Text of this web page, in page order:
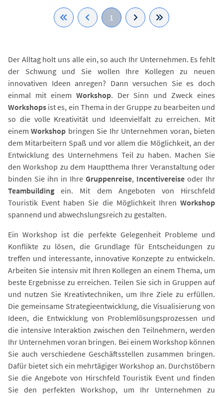
1
Der Alltag holt uns alle ein, so auch Ihr Unternehmen. Es fehlt
der Schwung und Sie wollen Ihre Kollegen zu neuen
innovativen Ideen anregen? Dann versuchen Sie es doch
einmal mit einem Workshop. Der Sinn und Zweck eines
Workshops ist es, ein Thema in der Gruppe zu bearbeiten und
so die volle Kreativität und Ideenvielfalt zu erreichen. Mit
einemWorkshop bringen Sie Ihr Unternehmen voran, bieten
dem Mitarbeitern Spaß und vor allem die Möglichkeit, an der
Entwicklung des Unternehmens Teil zu haben. Machen Sie
den Workshop zu dem Hauptthema Ihrer Veranstaltung oder
binden Sie ihn in Ihre Gruppenreise, Incentivereise oder Ihr
Teambuilding ein. Mit dem Angeboten von Hirschfeld
Touristik Event haben Sie die Möglichkeit Ihren Workshop
spannend und abwechslungsreich zu gestalten.
Ein Workshop ist die perfekte Gelegenheit Probleme und
Konflikte zu lösen, die Grundlage für Entscheidungen zu
treffen und interessante, innovative Konzepte zu entwickeln.
Arbeiten Sie intensiv mit Ihren Kollegen an einem Thema, um
beste Ergebnisse zu erreichen. Teilen Sie sich in Gruppen auf
und nutzen Sie Kreativtechniken, um Ihre Ziele zu erfüllen.
Die gemeinsame Strategieentwicklung, die Visualisierung von
Ideen, die Entwicklung von Problemlösungsprozessen und
die intensive Interaktion zwischen den Teilnehmern, werden
Ihr Unternehmen voran bringen. Bei einem Workshop können
Sie auch verschiedene Geschäftsstellen zusammen bringen.
Dafür bietet sich ein mehrtägiger Workshop an. Durchstöbern
Sie die Angebote von Hirschfeld Touristik Event und finden
Sie den perfekten Workshop, um Ihr Unternehmen zu